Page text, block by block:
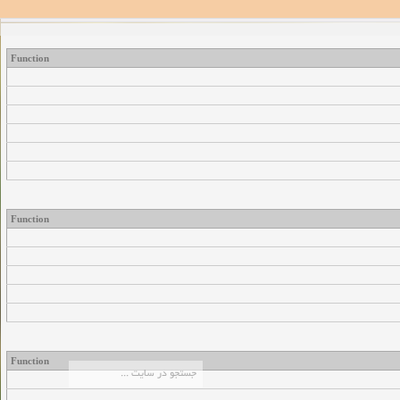
Function
Function
Function